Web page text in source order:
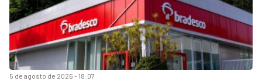
5 de agosto de 2026 - 18:07